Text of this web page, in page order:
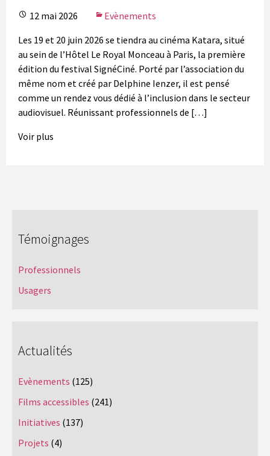
12 mai 2026
Evènements
Les 19 et 20 juin 2026 se tiendra au cinéma Katara, situé
au sein de l’Hôtel Le Royal Monceau à Paris, la première
édition du festival SignéCiné. Porté par l’association du
même nom et créé par Delphine Ienzer, il est pensé
comme un rendez vous dédié à l’inclusion dans le secteur
audiovisuel. Réunissant professionnels de […]
Voir plus
Témoignages
Professionnels
Usagers
Actualités
Evènements (125)
Films accessibles (241)
Initiatives (137)
Projets (4)